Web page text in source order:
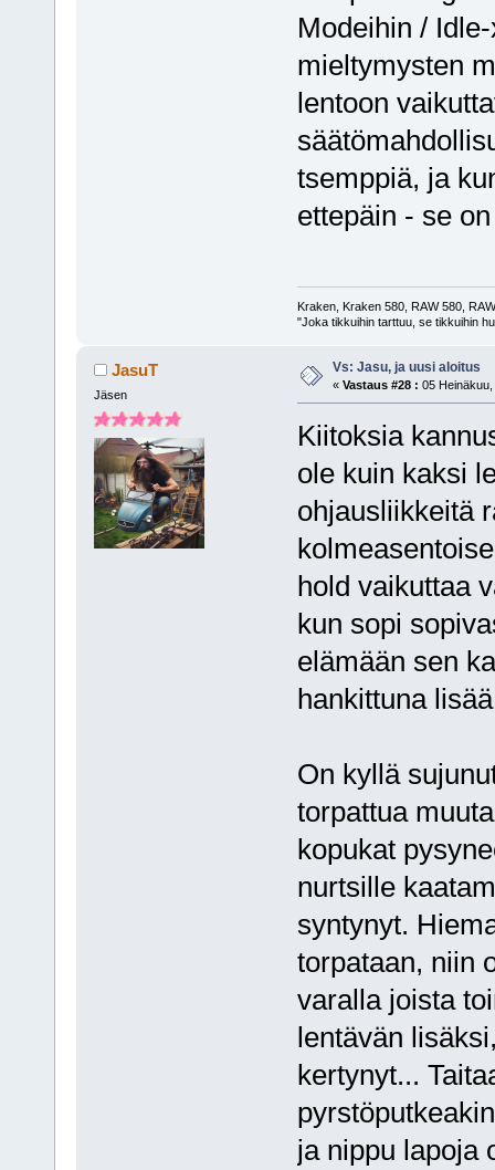
Modeihin /
mieltymysten
lentoon
tsemppiä, ja
ettepäin - se
Kraken, Kraken 580, RAW 580,
"Joka tikkuihin tarttuu, se tikkuihin
JasuT
Jäsen
Vs: Jasu, ja uusi aloitus
« Vastaus #28 : 05
Kiitoksia
ole kuin kaksi
ohjausliikkeitä
hold vaikuttaa
kun sopi
elämään sen
hankittuna
On kyllä
torpattua
kopukat
nurtsille
syntynyt.
torpataan, niin
varalla joista
lentävän
kertynyt...
ja nippu lapoja